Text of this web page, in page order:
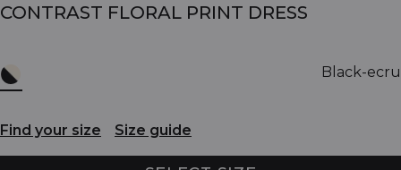
CONTRAST FLORAL PRINT DRESS
Black-ecru
Find your size Size guide